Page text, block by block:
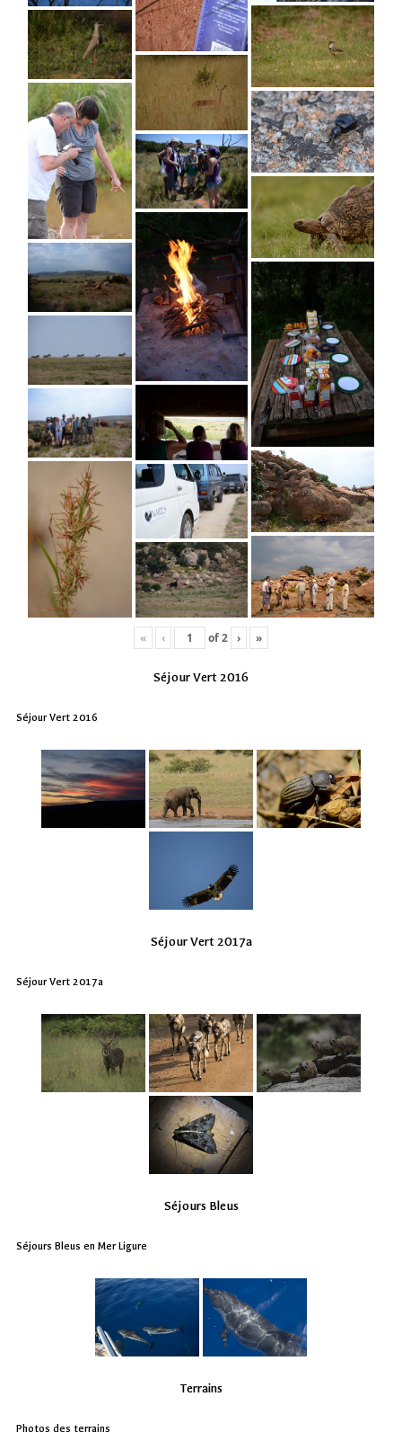
« ‹ of2 › »
Séjour Vert 2016
Séjour Vert 2016
Séjour Vert 2017a
Séjour Vert 2017a
Séjours Bleus
Séjours Bleus en Mer Ligure
Terrains
Photos des terrains